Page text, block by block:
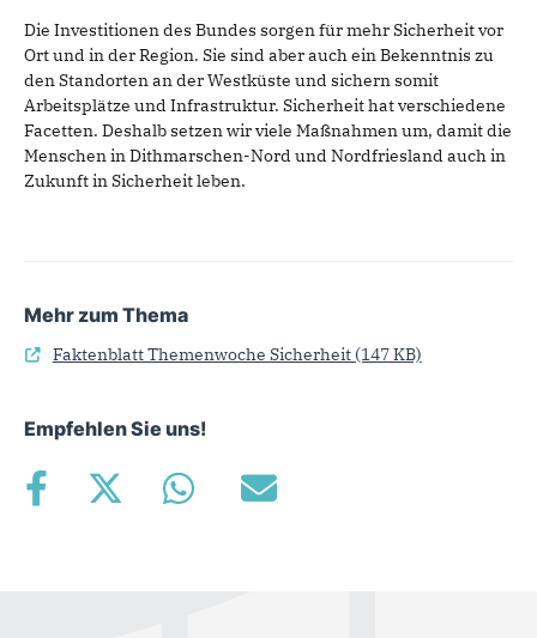
Die Investitionen des Bundes sorgen für mehr Sicherheit vor
Ort und in der Region. Sie sind aber auch ein Bekenntnis zu
den Standorten an der Westküste und sichern somit
Arbeitsplätze und Infrastruktur. Sicherheit hat verschiedene
Facetten. Deshalb setzen wir viele Maßnahmen um, damit die
Menschen in Dithmarschen-Nord und Nordfriesland auch in
Zukunft in Sicherheit leben.
Mehr zum Thema
Faktenblatt Themenwoche Sicherheit (147 KB)
Empfehlen Sie uns!